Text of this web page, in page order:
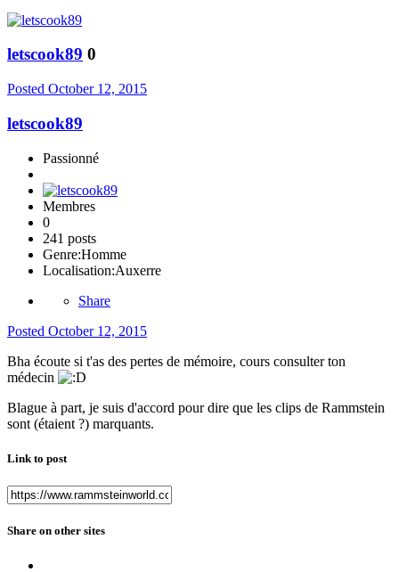
letscook89 0
Posted October 12, 2015
letscook89
Passionné
Membres
0
241 posts
Genre:Homme
Localisation:Auxerre
Share
Posted October 12, 2015
Bha écoute si t'as des pertes de mémoire, cours consulter ton
médecin
Blague à part, je suis d'accord pour dire que les clips de Rammstein
sont (étaient ?) marquants.
Link to post
Share on other sites